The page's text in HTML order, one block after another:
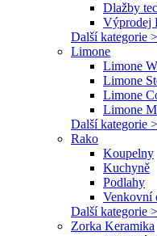
Dlažby
Výprodej
Další kategorie >
Limone
Limone
Limone
Limone
Limone
Další kategorie >
Rako
Koupelny
Kuchyně
Podlahy
Venkovní
Další kategorie >
Zorka Keramika